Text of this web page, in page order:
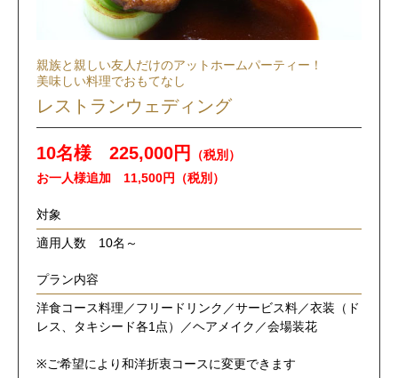
親族と親しい友人だけのアットホームパーティー！
美味しい料理でおもてなし
レストランウェディング
10名様 225,000円
（税別）
お一人様追加 11,500円（税別）
対象
適用人数 10名～
プラン内容
洋食コース料理／フリードリンク／サービス料／衣装（ド
レス、タキシード各1点）／ヘアメイク／会場装花
※ご希望により和洋折衷コースに変更できます